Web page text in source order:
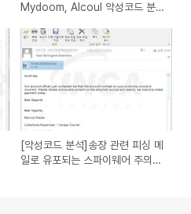
Mydoom, Alcoul 악성코드 분
[악성코드 분석]송장 관련 피싱 메
일로 유포되는 스파이웨어 주의